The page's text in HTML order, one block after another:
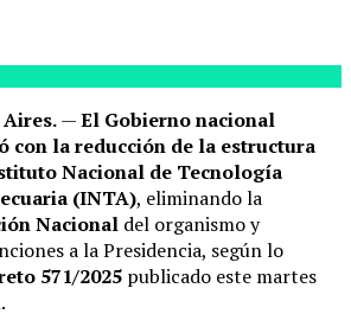
—El Gobierno nacional
con la reducción de la estructura
Nacional de Tecnología
(INTA), eliminando la
Nacional del organismo y
a la Presidencia, según lo
571/2025 publicado este martes